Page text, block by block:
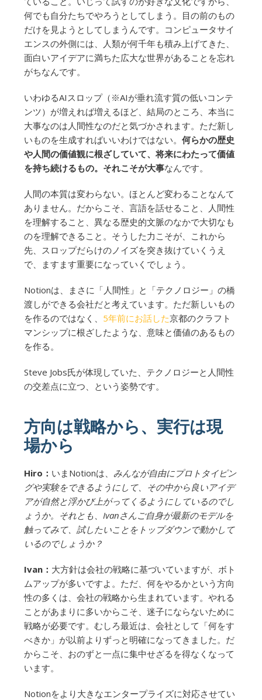
何でも自分たちでやろうとしてしまう。目の前のもの
だけを見ようとしてしまうんです。コンピュータサイ
エンスの外側には、人類が何千年も積み上げてきた、
面白いアイデアに満ちた広大な世界があることを忘れ
がちなんです。
いわゆるAIスロップ（※AIが垂れ流す質の低いコンテ
ンツ）が増えれば増えるほど、結局のところ、本当に
大事なのは人間性なのだと気づかされます。ただ新し
いものを生成すればいいわけではない。 何らかの歴史
や人間の価値観に根ざしていて、将来にわたって価値
を持ち続けるもの。それこそが大事なんです。
人間の本質は変わらない。ほとんど変わることなんて
ありません。だからこそ、言語を話せること、人間性
を理解すること、異なる歴史的文脈のなかで大切なも
のを理解できること。そうした力こそが、これから
先、スロップだらけのノイズを突き抜けていくうえ
で、ますます重要になっていくでしょう。
Notionは、まさに「人間性」と「テクノロジー」の橋
渡しができる会社だと考えています。ただ新しいもの
を作るのではなく、 5年前にお話した京都のクラフト
マンシップに根ざしたような、意味と価値のあるもの
を作る。
Steve Jobs氏が体現していた、テクノロジーと人間性
の交差点に立つ、という姿勢です。
方向は戦略から、実行は現
場から
Hiro： いまNotionは、 みんなが自由にプロトタイピン
グや実験をできるようにして、その中から良いアイデ
アが自然と浮かび上がってくるようにしているのでし
ょうか。それとも、Ivanさんご自身が最新のモデルを
触ってみて、試したいことをトップダウンで動かして
いるのでしょうか？
Ivan： 大方針は会社の戦略に基づいていますが、ボト
ムアップが多いですよ。ただ、何をやるかという方向
性の多くは、会社の戦略から生まれています。やれる
ことがあまりに多いからこそ、迷子にならないために
戦略が必要です。むしろ最近は、会社として「何をす
べきか」が以前よりずっと明確になってきました。だ
からこそ、おのずと一点に集中せざるを得なくなって
います。
Notionをより大きなエンタープライズに対応させてい